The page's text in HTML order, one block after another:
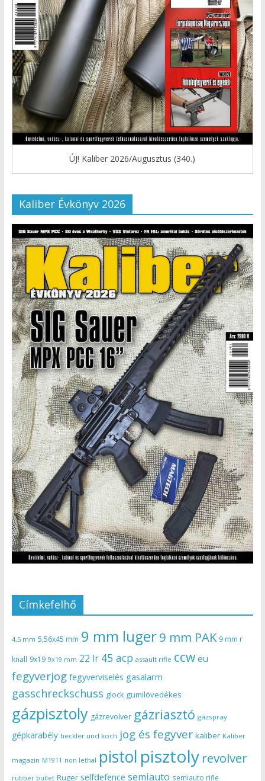
ÚJ! Kaliber 2026/Augusztus (340.)
Kaliber Évkönyv 2026
Címkefelhő
4,5 mm 5,56x45 mm 9 mm luger9 mm PAK 9 mm r
knall 9x19 9x19 mm 22 lr 45 acp assault rifle ccw eu
fegyverjog fegyverviselés gasalarm
gasschreckschuss glock gumilövedékes
gázpisztoly gázrevolver gázriasztó gázspray
gépkarabély heckler und koch jog és fegyver kaliber Kaliber
magazin M1911 non lethal pistol pisztoly revolver
rubber bullet Ruger selfdefence semiauto semiauto rifle